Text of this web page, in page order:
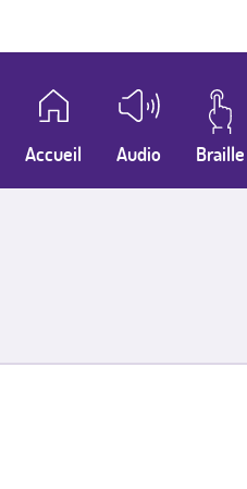
Accueil Audio Braille